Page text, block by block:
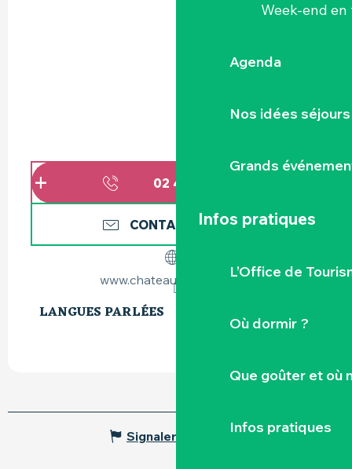
Week-end
Agenda
Nos idées séjours
Grands
Infos pratiques
L’Office de
Où dormir ?
Que goûter et où
Infos pratiques
02 40 54 91
CONTACTEZ-NOUS
www.chateaudegoulaine.fr
LANGUES PARLÉES
LANGUES PARLÉES
Signaler une erreur